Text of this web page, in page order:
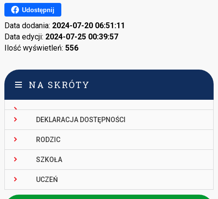
Udostępnij
Data dodania: 2024-07-20 06:51:11
Data edycji: 2024-07-25 00:39:57
Ilość wyświetleń: 556
NA SKRÓTY
DEKLARACJA DOSTĘPNOŚCI
RODZIC
SZKOŁA
UCZEŃ